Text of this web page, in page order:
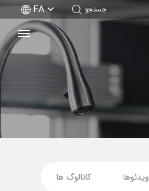
جستجو FA
ویدئوها کاتالوگ ها